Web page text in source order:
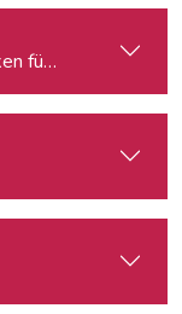
für TV und Web